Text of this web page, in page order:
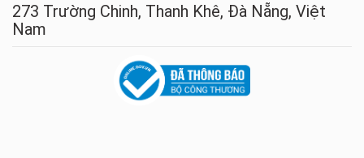
273 Trường Chinh, Thanh Khê, Đà Nẵng, Việt
Nam